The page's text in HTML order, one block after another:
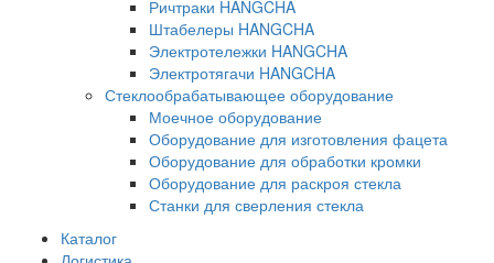
Ричтраки HANGCHA
Штабелеры HANGCHA
Электротележки HANGCHA
Электротягачи HANGCHA
Стеклообрабатывающее оборудование
Моечное оборудование
Оборудование для изготовления фацета
Оборудование для обработки кромки
Оборудование для раскроя стекла
Станки для сверления стекла
Каталог